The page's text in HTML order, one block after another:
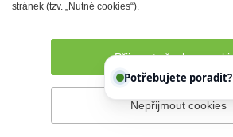
Prohlášení o přístupnosti Správce
stránek (tzv. „Nutné cookies“).
Přijmout všechny
Nepřijmout cookies
Potřebujete poradit? Zeptejte